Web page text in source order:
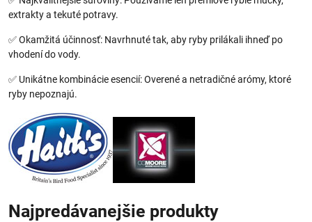
extrakty a tekuté potravy.
✅ Okamžitá účinnosť: Navrhnuté tak, aby ryby prilákali ihneď po
vhodení do vody.
✅ Unikátne kombinácie esencií: Overené a netradičné arómy, ktoré
ryby nepoznajú.
Najpredávanejšie produkty